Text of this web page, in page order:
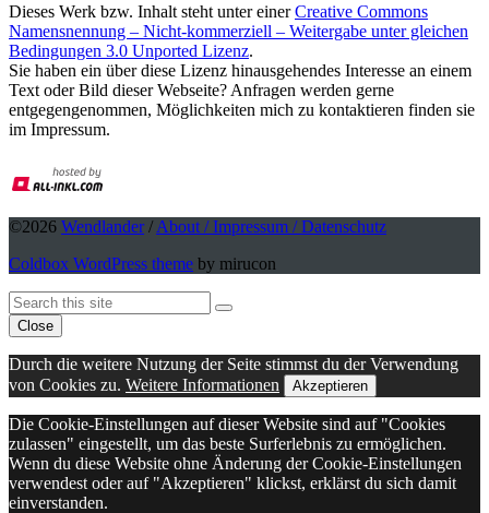
Dieses Werk bzw. Inhalt steht unter einerCreative Commons
Namensnennung – Nicht-kommerziell – Weitergabe unter gleichen
Bedingungen 3.0 Unported Lizenz.
Sie haben ein über diese Lizenz hinausgehendes Interesse an einem
Text oder Bild dieser Webseite? Anfragen werden gerne
entgegengenommen, Möglichkeiten mich zu kontaktieren finden sie
im Impressum.
©2026 Wendlander/ About / Impressum / Datenschutz
Coldbox WordPress theme by mirucon
Back
To
Top
Search
Search
Close
Durch die weitere Nutzung der Seite stimmst du der Verwendung
von Cookies zu. Weitere Informationen Akzeptieren
Die Cookie-Einstellungen auf dieser Website sind auf "Cookies
zulassen" eingestellt, um das beste Surferlebnis zu ermöglichen.
Wenn du diese Website ohne Änderung der Cookie-Einstellungen
verwendest oder auf "Akzeptieren" klickst, erklärst du sich damit
einverstanden.